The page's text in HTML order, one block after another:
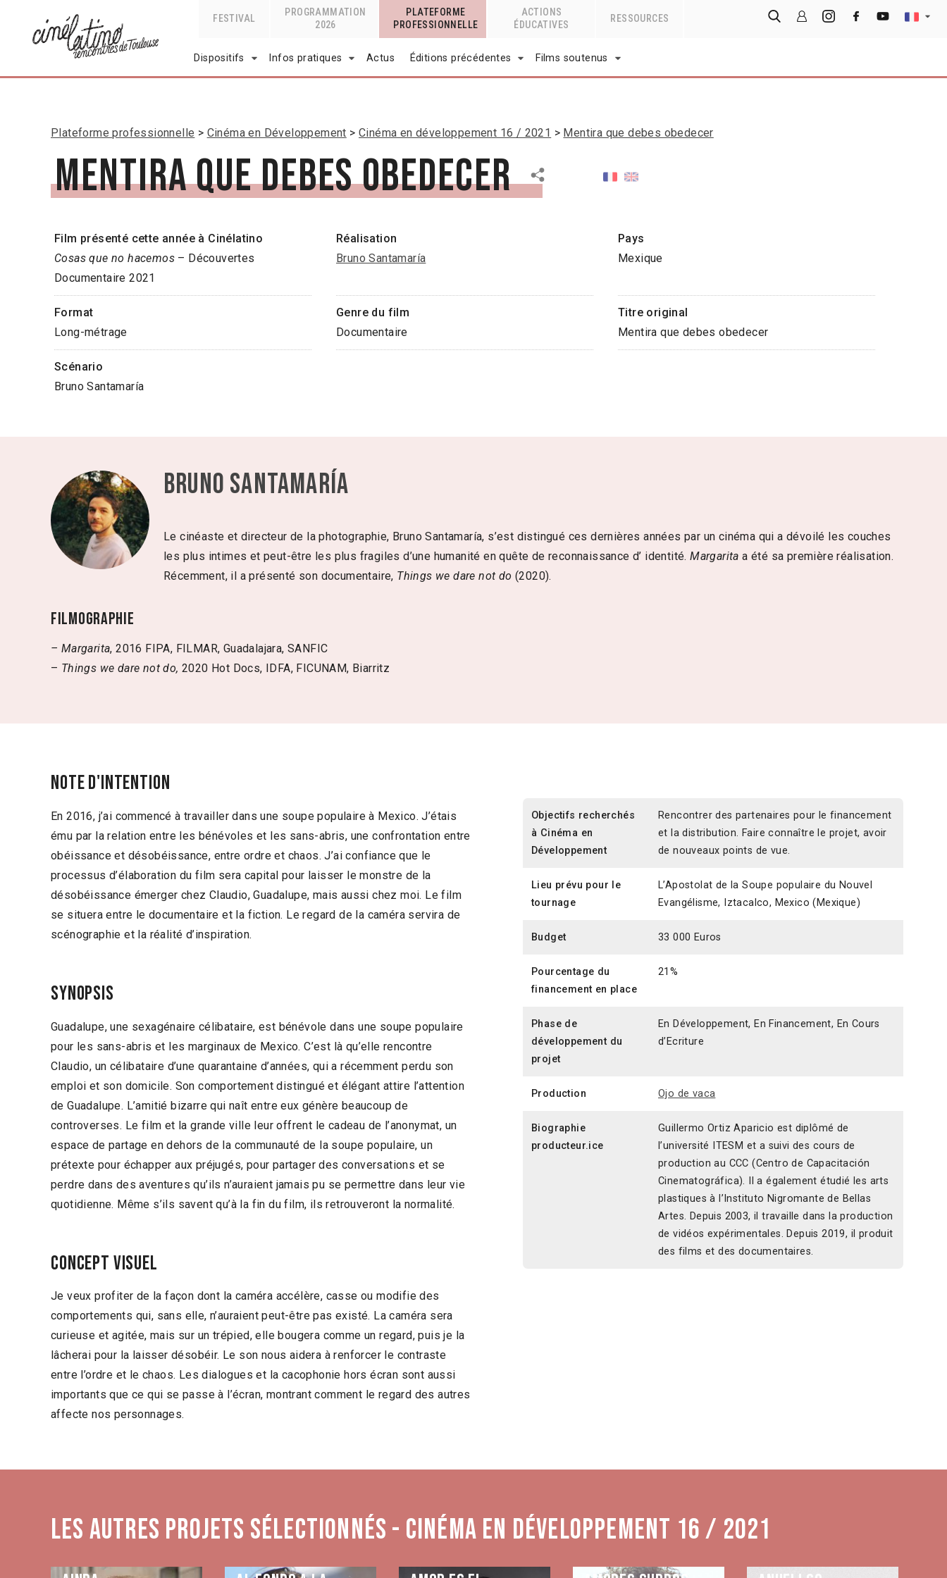
FESTIVAL
PROGRAMMATION
2026
PLATEFORME
PROFESSIONNELLE
ACTIONS
ÉDUCATIVES
RESSOURCES
Dispositifs Infos pratiques Actus Éditions précédentes Films soutenus
Plateforme professionnelle Cinéma en Développement Cinéma en développement 16 / 2021 Mentira que debes obedecer
Mentira que debes obedecer
Film présenté cette année à Cinélatino
Cosas que no hacemos – Découvertes
Documentaire 2021
Réalisation
Bruno Santamaría
Pays
Mexique
Format
Long-métrage
Genre du film
Documentaire
Titre original
Mentira que debes obedecer
Scénario
Bruno Santamaría
Bruno Santamaría
Le cinéaste et directeur de la photographie, Bruno Santamaría, s’est distingué ces dernières années par un cinéma qui a dévoilé les couches
les plus intimes et peut-être les plus fragiles d’une humanité en quête de reconnaissance d’ identité.Margarita a été sa première réalisation.
Récemment, il a présenté son documentaire, Things we dare not do (2020).
Filmographie
– Margarita, 2016 FIPA, FILMAR, Guadalajara, SANFIC
– Things we dare not do,2020 Hot Docs, IDFA, FICUNAM, Biarritz
Note d'intention
En 2016, j’ai commencé à travailler dans une soupe populaire à Mexico. J’étais
ému par la relation entre les bénévoles et les sans-abris, une confrontation entre
obéissance et désobéissance, entre ordre et chaos. J’ai confiance que le
processus d’élaboration du film sera capital pour laisser le monstre de la
désobéissance émerger chez Claudio, Guadalupe, mais aussi chez moi. Le film
se situera entre le documentaire et la fiction. Le regard de la caméra servira de
scénographie et la réalité d’inspiration.
Synopsis
Guadalupe, une sexagénaire célibataire, est bénévole dans une soupe populaire
pour les sans-abris et les marginaux de Mexico. C’est là qu’elle rencontre
Claudio, un célibataire d’une quarantaine d’années, qui a récemment perdu son
emploi et son domicile. Son comportement distingué et élégant attire l’attention
de Guadalupe. L’amitié bizarre qui naît entre eux génère beaucoup de
controverses. Le film et la grande ville leur offrent le cadeau de l’anonymat, un
espace de partage en dehors de la communauté de la soupe populaire, un
prétexte pour échapper aux préjugés, pour partager des conversations et se
perdre dans des aventures qu’ils n’auraient jamais pu se permettre dans leur vie
quotidienne. Même s’ils savent qu’à la fin du film, ils retrouveront la normalité.
Concept visuel
Je veux profiter de la façon dont la caméra accélère, casse ou modifie des
comportements qui, sans elle, n’auraient peut-être pas existé. La caméra sera
curieuse et agitée, mais sur un trépied, elle bougera comme un regard, puis je la
lâcherai pour la laisser désobéir. Le son nous aidera à renforcer le contraste
entre l’ordre et le chaos. Les dialogues et la cacophonie hors écran sont aussi
importants que ce qui se passe à l’écran, montrant comment le regard des autres
affecte nos personnages.
Objectifs recherchés
à Cinéma en
Développement
Rencontrer des partenaires pour le financement
et la distribution. Faire connaître le projet, avoir
de nouveaux points de vue.
Lieu prévu pour le
tournage
L’Apostolat de la Soupe populaire du Nouvel
Evangélisme, Iztacalco, Mexico (Mexique)
Budget 33 000 Euros
Pourcentage du
financement en place
21%
Phase de
développement du
projet
En Développement, En Financement, En Cours
d’Ecriture
Production Ojo de vaca
Biographie
producteur.ice
Guillermo Ortiz Aparicio est diplômé de
l’université ITESM et a suivi des cours de
production au CCC (Centro de Capacitación
Cinematográfica). Il a également étudié les arts
plastiques à l’Instituto Nigromante de Bellas
Artes. Depuis 2003, il travaille dans la production
de vidéos expérimentales. Depuis 2019, il produit
des films et des documentaires.
Les autres projets sélectionnés - Cinéma en développement 16 / 2021